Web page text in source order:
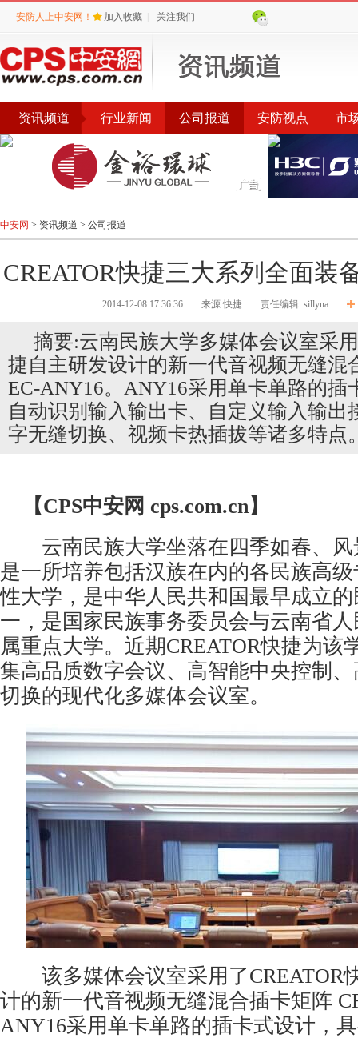
安防人上中安网！ 加入收藏 关注我们
资讯频道 行业新闻 公司报道 安防视点 市
公告 评选 榜单
中安网 > 资讯频道 > 公司报道
CREATOR快捷三大系列全面装
2014-12-08 17:36:36 来源:快捷 责任编辑: sillyna
摘要:云南民族大学多媒体会议室采
捷自主研发设计的新一代音视频无缝混
EC-ANY16。ANY16采用单卡单路的插
自动识别输入输出卡、自定义输入输出
字无缝切换、视频卡热插拔等诸多特点
【CPS中安网 cps.com.cn】
云南民族大学坐落在四季如春、风
是一所培养包括汉族在内的各民族高
性大学，是中华人民共和国最早成立
一，是国家民族事务委员会与云南省
属重点大学。近期CREATOR快捷为该
集高品质数字会议、高智能中央控制
切换的现代化多媒体会议室。
该多媒体会议室采用了CREATOR
计的新一代音视频无缝混合插卡矩阵
ANY16采用单卡单路的插卡式设计，